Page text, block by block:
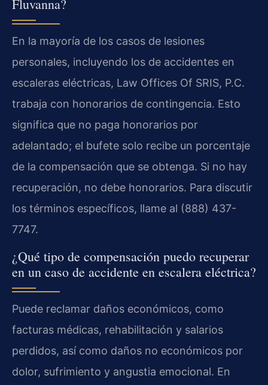
Fluvanna?
En la mayoría de los casos de lesiones
personales, incluyendo los de accidentes en
escaleras eléctricas, Law Offices Of SRIS, P.C.
trabaja con honorarios de contingencia. Esto
significa que no paga honorarios por
adelantado; el bufete solo recibe un porcentaje
de la compensación que se obtenga. Si no hay
recuperación, no debe honorarios. Para discutir
los términos específicos, llame al (888) 437-
7747.
¿Qué tipo de compensación puedo recuperar
en un caso de accidente en escalera eléctrica?
Puede reclamar daños económicos, como
facturas médicas, rehabilitación y salarios
perdidos, así como daños no económicos por
dolor, sufrimiento y angustia emocional. En